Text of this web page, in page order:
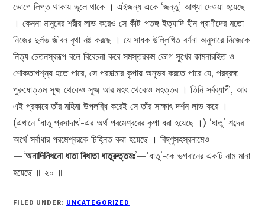
ভোগে লিপ্ত থাকায় ভুলে থাকে । এইজন্য একে ‘জন্তু’ আখ্যা দেওয়া হয়েছে
। কেননা মানুষের শরীর লাভ করেও সে কীট-পতঙ্গ ইত্যাদি হীন প্রাণীদের মতো
নিজের দুর্লভ জীবন বৃথা নষ্ট করছে । যে সাধক উল্লিখিত বর্ণনা অনুসারে নিজেকে
নিত্য চেতনস্বরূপ বলে বিবেচনা করে সমস্তরকম ভোগ সুখের কামনারহিত ও
শোকতাপশূন্য হতে পারে, সে পরমাত্মার কৃপায় অনুভব করতে পারে যে, পরব্রহ্ম
পুরুষোত্তম সূক্ষ্ম থেকেও সূক্ষ্ম আর মহৎ থেকেও মহত্তর । তিনি সর্বব্যাপী, আর
এই প্রকারে তাঁর মহিমা উপলব্ধি করেই সে তাঁর সাক্ষাৎ দর্শন লাভ করে ।
(এখানে ‘ধাতু প্রসাদাৎ’-এর অর্থ পরমেশ্বরের কৃপা ধরা হয়েছে ।) ‘ধাতু’ শব্দের
অর্থে সর্বাধার পরমেশ্বরকে চিহ্নিত করা হয়েছে । বিষ্ণুসহস্রনামেও
—‘অনাদিনিধনো ধাতা বিধাতা ধাতুরুত্তমঃ’—‘ধাতু’-কে ভগবানের একটি নাম মানা
হয়েছে ॥ ২০ ॥
FILED UNDER: UNCATEGORIZED